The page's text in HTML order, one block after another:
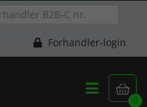
Forhandler-login

0
